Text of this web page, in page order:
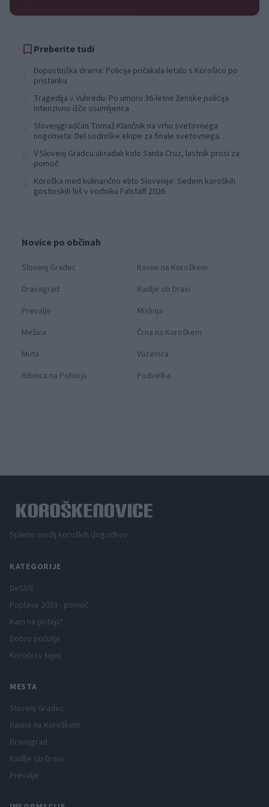
Preberite tudi
Dopustniška drama: Policija pričakala letalo s Korošico po
pristanku
Tragedija v Vuhredu: Po umoru 36-letne ženske policija
intenzivno išče osumljenca
Slovenjgradčan Tomaž Klančnik na vrhu svetovnega
nogometa: Del sodniške ekipe za finale svetovnega
V Slovenj Gradcu ukradali kolo Santa Cruz, lastnik prosi za
pomoč
Koroška med kulinarično elito Slovenije: Sedem koroških
gostinskih hiš v vodniku Falstaff 2026
Novice po občinah
Slovenj Gradec
Ravne na Koroškem
Dravograd
Radlje ob Dravi
Prevalje
Mislinja
Mežica
Črna na Koroškem
Muta
Vuzenica
Ribnica na Pohorju
Podvelka
Spletni medij koroških dogodkov.
KATEGORIJE
DeSUS
Poplave 2023 - pomoč
Kam na potep?
Dobro počutje
Korošci v tujini
MESTA
Slovenj Gradec
Ravne na Koroškem
Dravograd
Radlje ob Dravi
Prevalje